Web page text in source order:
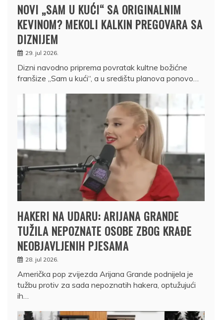
NOVI „SAM U KUĆI“ SA ORIGINALNIM
KEVINOM? MEKOLI KALKIN PREGOVARA SA
DIZNIJEM
29. jul 2026.
Dizni navodno priprema povratak kultne božićne
franšize „Sam u kući“, a u središtu planova ponovo…
HAKERI NA UDARU: ARIJANA GRANDE
TUŽILA NEPOZNATE OSOBE ZBOG KRAĐE
NEOBJAVLJENIH PJESAMA
28. jul 2026.
Američka pop zvijezda Arijana Grande podnijela je
tužbu protiv za sada nepoznatih hakera, optužujući
ih…